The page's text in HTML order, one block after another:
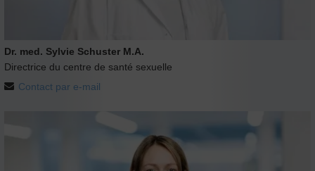
Dr. med. Sylvie Schuster M.A.
Directrice du centre de santé sexuelle
Contact par e-mail